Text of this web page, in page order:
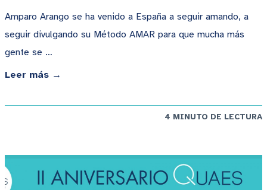
Amparo Arango se ha venido a España a seguir amando, a
seguir divulgando su Método AMAR para que mucha más
gente se …
Leer más →
4 MINUTO DE LECTURA